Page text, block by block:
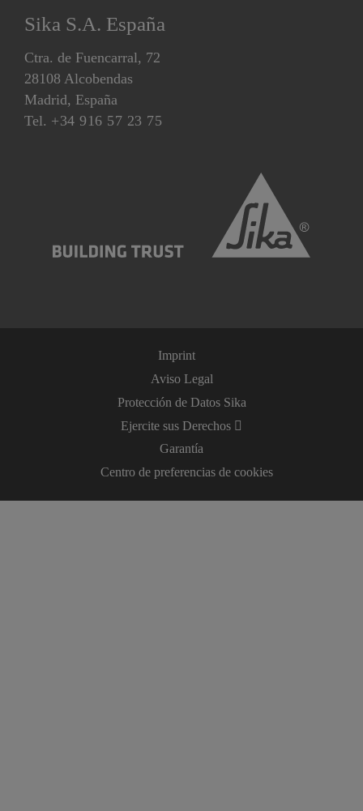
Sika S.A. España
Ctra. de Fuencarral, 72
28108 Alcobendas
Madrid, España
Tel. +34 916 57 23 75
Imprint
Aviso Legal
Protección de Datos Sika
Ejercite sus Derechos
Garantía
Centro de preferencias de cookies